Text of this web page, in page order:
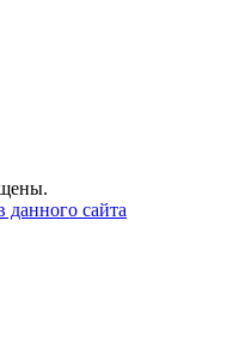
данного сайта